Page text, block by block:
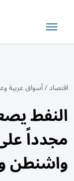
اقتصاد/أسواق عربية
مجدداً
واشنطن